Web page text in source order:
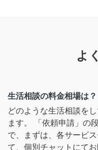
よ
生活相談の料金相場は？
どのような生活相談を
ます。 「依頼申請」の
で、まずは、各サービ
て、個別チャットにて